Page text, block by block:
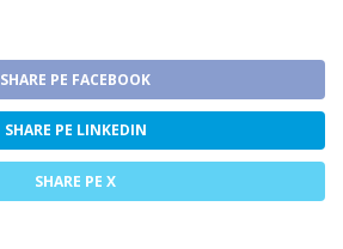
SHARE PE FACEBOOK
SHARE PE LINKEDIN
SHARE PE X